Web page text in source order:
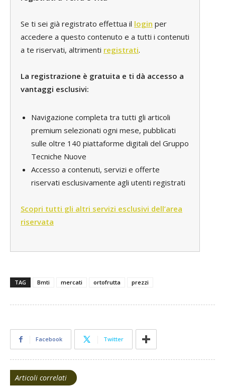
Se ti sei già registrato effettua il login per
accedere a questo contenuto e a tutti i contenuti
a te riservati, altrimenti registrati.
La registrazione è gratuita e ti dà accesso a
vantaggi esclusivi:
Navigazione completa tra tutti gli articoli
premium selezionati ogni mese, pubblicati
sulle oltre 140 piattaforme digitali del Gruppo
Tecniche Nuove
Accesso a contenuti, servizi e offerte
riservati esclusivamente agli utenti registrati
Scopri tutti gli altri servizi esclusivi dell’area
riservata
TAG Bmti mercati ortofrutta prezzi
Facebook Twitter
Articoli correlati